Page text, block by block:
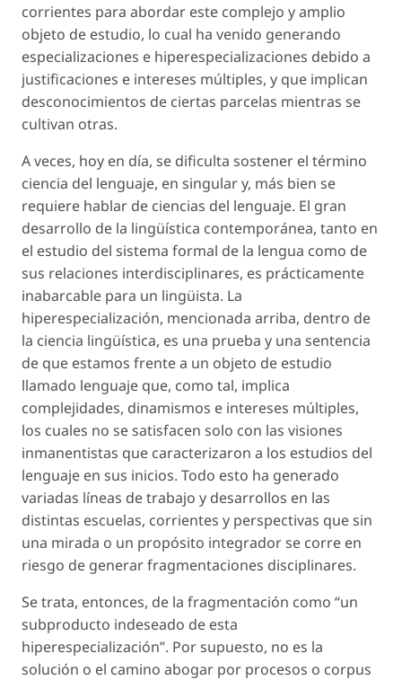
corrientes para abordar este complejo y amplio
objeto de estudio, lo cual ha venido generando
especializaciones e hiperespecializaciones debido a
justificaciones e intereses múltiples, y que implican
desconocimientos de ciertas parcelas mientras se
cultivan otras.
A veces, hoy en día, se dificulta sostener el término
ciencia del lenguaje, en singular y, más bien se
requiere hablar de ciencias del lenguaje. El gran
desarrollo de la lingüística contemporánea, tanto en
el estudio del sistema formal de la lengua como de
sus relaciones interdisciplinares, es prácticamente
inabarcable para un lingüista. La
hiperespecialización, mencionada arriba, dentro de
la ciencia lingüística, es una prueba y una sentencia
de que estamos frente a un objeto de estudio
llamado lenguaje que, como tal, implica
complejidades, dinamismos e intereses múltiples,
los cuales no se satisfacen solo con las visiones
inmanentistas que caracterizaron a los estudios del
lenguaje en sus inicios. Todo esto ha generado
variadas líneas de trabajo y desarrollos en las
distintas escuelas, corrientes y perspectivas que sin
una mirada o un propósito integrador se corre en
riesgo de generar fragmentaciones disciplinares.
Se trata, entonces, de la fragmentación como “un
subproducto indeseado de esta
hiperespecialización”. Por supuesto, no es la
solución o el camino abogar por procesos o corpus